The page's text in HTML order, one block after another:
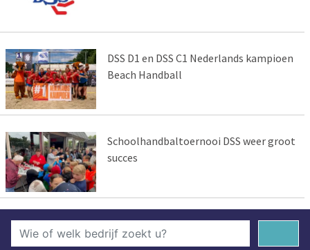
DSS D1 en DSS C1 Nederlands kampioen
Beach Handball
Schoolhandbaltoernooi DSS weer groot
succes